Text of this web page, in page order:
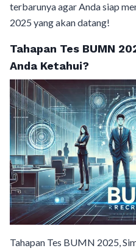
terbarunya agar Anda siap
2025 yang akan datang!
Tahapan Tes BUMN
Anda Ketahui?
Tahapan Tes BUMN 2025,